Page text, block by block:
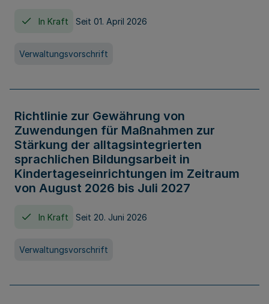
In Kraft Seit 01. April 2026
Verwaltungsvorschrift
Richtlinie zur Gewährung von
Zuwendungen für Maßnahmen zur
Stärkung der alltagsintegrierten
sprachlichen Bildungsarbeit in
Kindertageseinrichtungen im Zeitraum
von August 2026 bis Juli 2027
In Kraft Seit 20. Juni 2026
Verwaltungsvorschrift